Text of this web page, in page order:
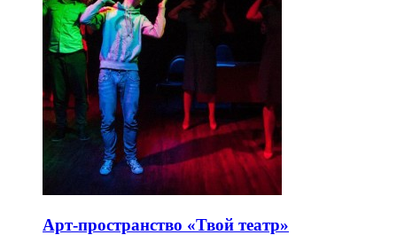
Арт-пространство «Твой театр»